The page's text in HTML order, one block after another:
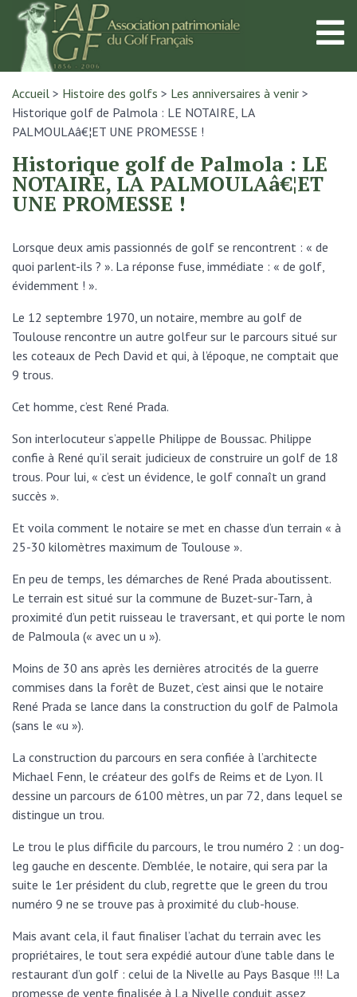
Accueil > Histoire des golfs > Les anniversaires à venir >
Historique golf de Palmola : LE NOTAIRE, LA
PALMOULAâ€¦ET UNE PROMESSE !
Historique golf de Palmola : LE
NOTAIRE, LA PALMOULAâ€¦ET
UNE PROMESSE !
Lorsque deux amis passionnés de golf se rencontrent : « de
quoi parlent-ils ? ». La réponse fuse, immédiate : « de golf,
évidemment ! ».
Le 12 septembre 1970, un notaire, membre au golf de
Toulouse rencontre un autre golfeur sur le parcours situé sur
les coteaux de Pech David et qui, à l’époque, ne comptait que
9 trous.
Cet homme, c’est René Prada.
Son interlocuteur s’appelle Philippe de Boussac. Philippe
confie à René qu’il serait judicieux de construire un golf de 18
trous. Pour lui, « c’est un évidence, le golf connaît un grand
succès ».
Et voila comment le notaire se met en chasse d’un terrain « à
25-30 kilomètres maximum de Toulouse ».
En peu de temps, les démarches de René Prada aboutissent.
Le terrain est situé sur la commune de Buzet-sur-Tarn, à
proximité d’un petit ruisseau le traversant, et qui porte le nom
de Palmoula (« avec un u »).
Moins de 30 ans après les dernières atrocités de la guerre
commises dans la forêt de Buzet, c’est ainsi que le notaire
René Prada se lance dans la construction du golf de Palmola
(sans le «u »).
La construction du parcours en sera confiée à l’architecte
Michael Fenn, le créateur des golfs de Reims et de Lyon. Il
dessine un parcours de 6100 mètres, un par 72, dans lequel se
distingue un trou.
Le trou le plus difficile du parcours, le trou numéro 2 : un dog-
leg gauche en descente. D’emblée, le notaire, qui sera par la
suite le 1er président du club, regrette que le green du trou
numéro 9 ne se trouve pas à proximité du club-house.
Mais avant cela, il faut finaliser l’achat du terrain avec les
propriétaires, le tout sera expédié autour d’une table dans le
restaurant d’un golf : celui de la Nivelle au Pays Basque !!! La
promesse de vente finalisée à La Nivelle conduit assez